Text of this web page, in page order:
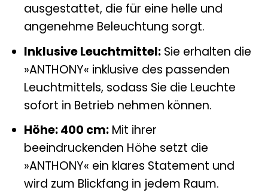
ausgestattet, die für eine helle und
angenehme Beleuchtung sorgt.
Inklusive Leuchtmittel:Sie erhalten die
»ANTHONY« inklusive des passenden
Leuchtmittels, sodass Sie die Leuchte
sofort in Betrieb nehmen können.
Höhe: 400 cm:Mit ihrer
beeindruckenden Höhe setzt die
»ANTHONY« ein klares Statement und
wird zum Blickfang in jedem Raum.